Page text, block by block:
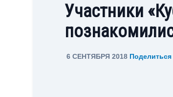
Участники
6 СЕНТЯБРЯ 2018 Поделиться